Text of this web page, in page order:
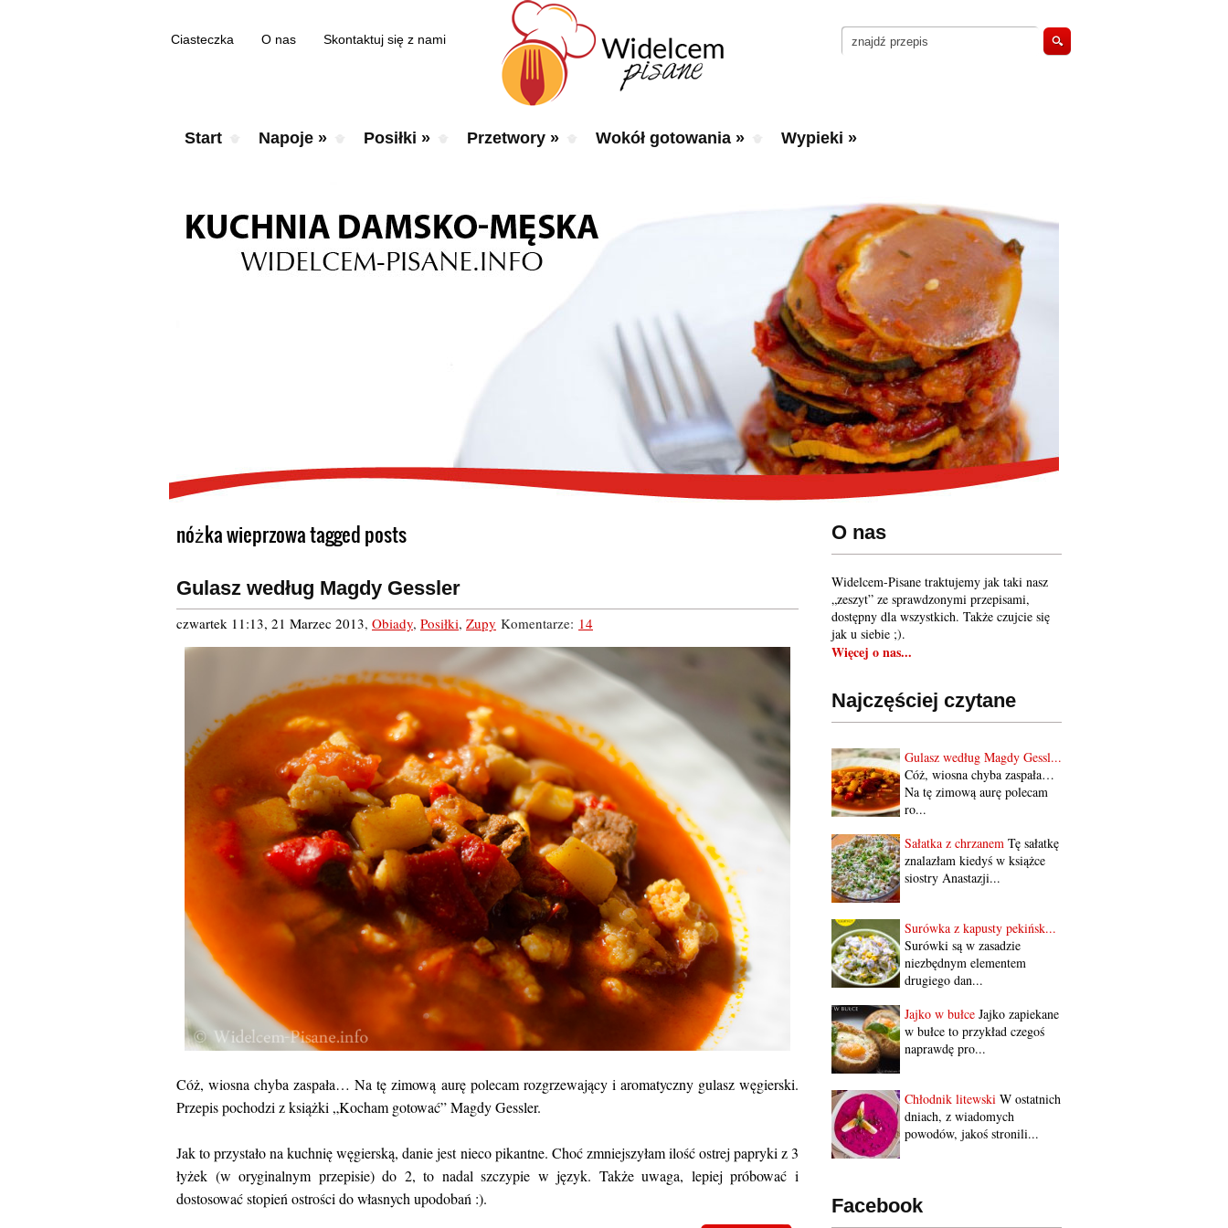
Ciasteczka O nas Skontaktuj się z nami
Start Napoje » Posiłki » Przetwory » Wokół gotowania » Wypieki »
O nas
Widelcem-Pisane traktujemy jak taki nasz
„zeszyt” ze sprawdzonymi przepisami,
dostępny dla wszystkich. Także czujcie się
jak u siebie ;).
Więcej o nas...
Najczęściej czytane
Gulasz według Magdy Gessl...
Cóż, wiosna chyba zaspała…
Na tę zimową aurę polecam
ro...
Sałatka z chrzanem Tę sałatkę
znalazłam kiedyś w książce
siostry Anastazji...
Surówka z kapusty pekińsk...
Surówki są w zasadzie
niezbędnym elementem
drugiego dan...
Jajko w bułce Jajko zapiekane
w bułce to przykład czegoś
naprawdę pro...
Chłodnik litewski W ostatnich
dniach, z wiadomych
powodów, jakoś stronili...
Facebook
nóżka wieprzowa tagged posts
Gulasz według Magdy Gessler
czwartek 11:13, 21 Marzec 2013, Obiady, Posiłki, Zupy Komentarze: 14
Cóż, wiosna chyba zaspała… Na tę zimową aurę polecam rozgrzewający i aromatyczny gulasz węgierski.
Przepis pochodzi z książki „Kocham gotować” Magdy Gessler.
Jak to przystało na kuchnię węgierską, danie jest nieco pikantne. Choć zmniejszyłam ilość ostrej papryki z 3
łyżek (w oryginalnym przepisie) do 2, to nadal szczypie w język. Także uwaga, lepiej próbować i
dostosować stopień ostrości do własnych upodobań :).